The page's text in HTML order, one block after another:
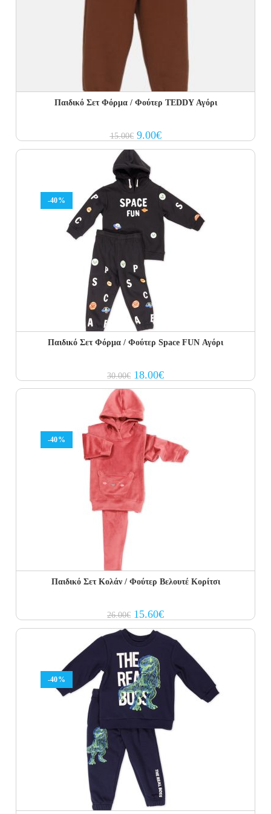
Παιδικό Σετ Φόρμα / Φούτερ TEDDY Αγόρι
15.00€ Original
price
was:
15.00€.
9.00€Current
price
is:
-40%
Παιδικό Σετ Φόρμα / Φούτερ Space FUN Αγόρι
30.00€ Original
price
was:
30.00€.
18.00€Current
price
is:
-40%
Παιδικό Σετ Κολάν / Φούτερ Βελουτέ Κορίτσι
26.00€ Original
price
was:
26.00€.
15.60€Current
price
is:
15.60€.
-40%